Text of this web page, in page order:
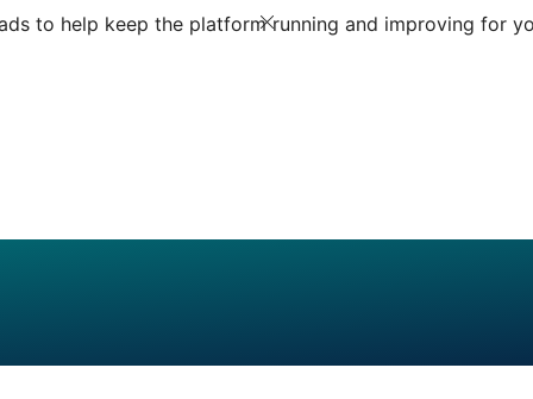
to help keep the platform running and improving for